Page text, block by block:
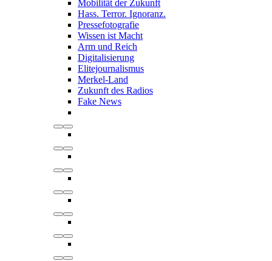
Mobilität der Zukunft
Hass. Terror. Ignoranz.
Pressefotografie
Wissen ist Macht
Arm und Reich
Digitalisierung
Elitejournalismus
Merkel-Land
Zukunft des Radios
Fake News